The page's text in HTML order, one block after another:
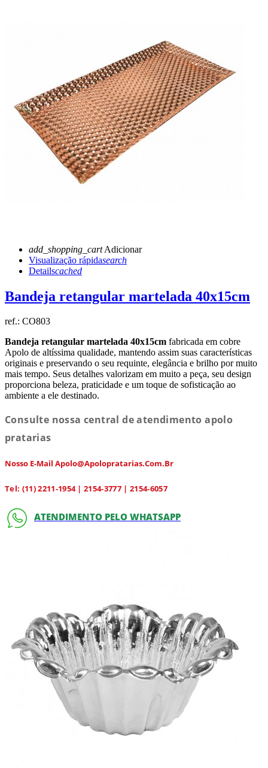
add_shopping_cartAdicionar
Visualização rápidasearch
Detailscached
Bandeja retangular martelada 40x15cm
ref.: CO803
Bandeja retangular martelada 40x15cm fabricada em cobre
Apolo de altíssima qualidade, mantendo assim suas características
originais e preservando o seu requinte, elegância e brilho por muito
mais tempo. Seus detalhes valorizam em muito a peça, seu design
proporciona beleza, praticidade e um toque de sofisticação ao
ambiente a ele destinado.
Consulte nossa central de atendimento apolo
pratarias
Nosso E-Mail Apolo@apolopratarias.com.br
Tel: (11) 2211-1954 | 2154-3777 | 2154-6057
ATENDIMENTO PELO WHATSAPP